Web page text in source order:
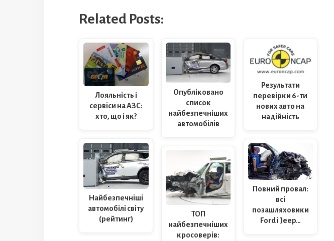
Related Posts:
Лояльність і
сервіси на АЗС:
хто, що і як?
Найбезпечніші
автомобілі світу
(рейтинг)
Опубліковано
список
найбезпечніших
автомобілів
ТОП
найбезпечніших
кросоверів:
Результати
перевірки 6-ти
нових авто на
надійність
Повний провал:
всі
позашляховики
Ford і Jeep…